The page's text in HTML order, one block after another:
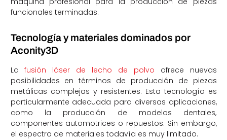
funcionales terminadas.
Tecnología y materiales dominados por
Aconity3D
Lafusión láser de lecho de polvo ofrece nuevas
posibilidades en términos de producción de piezas
metálicas complejas y resistentes. Esta tecnología es
particularmente adecuada para diversas aplicaciones,
como la producción de modelos dentales,
componentes automotrices o repuestos. Sin embargo,
el espectro de materiales todavía es muy limitado.